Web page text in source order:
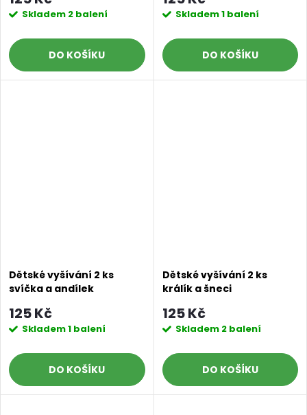
Skladem 2 balení
DO KOŠÍKU
Skladem1 balení
DO KOŠÍKU
Dětské vyšívání 2 ks
svíčka a andílek
125 Kč
Skladem1 balení
DO KOŠÍKU
Dětské vyšívání 2 ks
králík a šneci
125 Kč
Skladem 2 balení
DO KOŠÍKU